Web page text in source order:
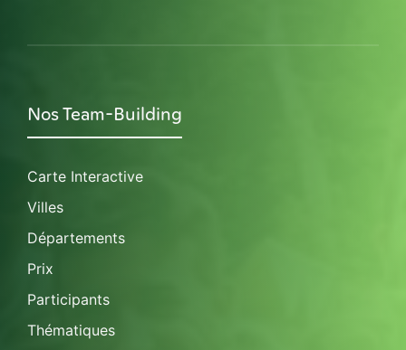
Nos Team-Building
Carte Interactive
Villes
Départements
Prix
Participants
Thématiques